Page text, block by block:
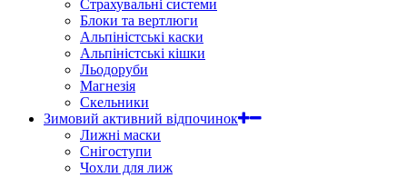
Страхувальні системи
Блоки та вертлюги
Альпіністські каски
Альпіністські кішки
Льодоруби
Магнезія
Скельники
Зимовий активний відпочинок
Лижні маски
Снігоступи
Чохли для лиж